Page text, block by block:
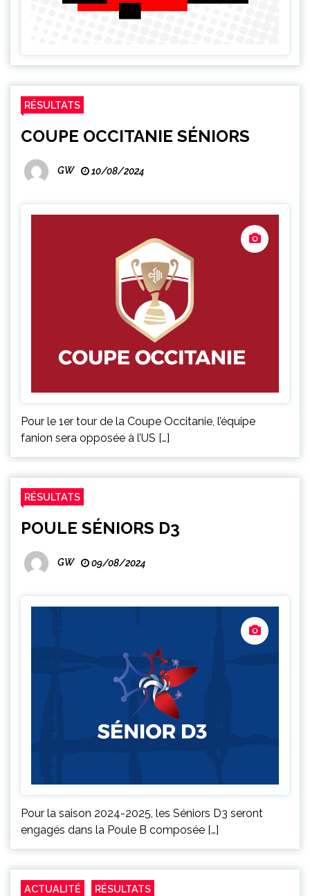
RÉSULTATS
COUPE OCCITANIE SÉNIORS
GW 10/08/2024
Pour le 1er tour de la Coupe Occitanie, l’équipe
fanion sera opposée à l’US […]
RÉSULTATS
POULE SÉNIORS D3
GW 09/08/2024
Pour la saison 2024-2025, les Séniors D3 seront
engagés dans la Poule B composée […]
ACTUALITÉ RÉSULTATS